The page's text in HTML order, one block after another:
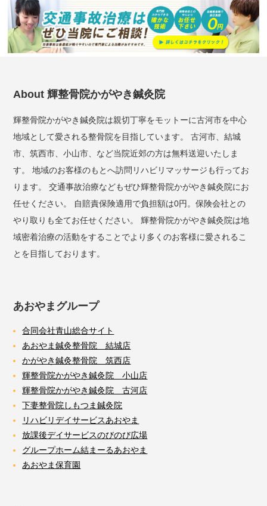
About 輝整骨院かがやき鍼灸院
輝整骨院かがやき鍼灸院は親切丁寧をモットーに古河市を中心
地域として愛される整骨院を目指しています。 古河市、結城
市、筑西市、小山市、など当院近郊の方は無料送迎いたしま
す。 地域のお客様のもとへ訪問リハビリマッサージも行ってお
ります。 交通事故治療などもぜひ輝整骨院かがやき鍼灸院にお
任せください。 自賠責保険適用で負担額は0円。保険会社との
やり取りも全てお任せください。 輝整骨院かがやき鍼灸院は地
域密着治療の活動をすることでより多くのお客様に愛されるこ
とを目指しております。
あおやまグループ
合同会社青山総合サイト
あおやま鍼灸整骨院 結城店
かがやき鍼灸整骨院 筑西店
輝整骨院かがやき鍼灸院 小山店
輝整骨院かがやき鍼灸院 古河店
下妻整骨院しもつま鍼灸院
リハビリデイサービスあおやま
放課後デイサービスのびのび広場
グループホーム結まーるあおやま
あおやま保育園